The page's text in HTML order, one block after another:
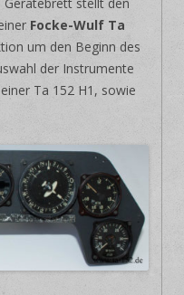
Focke-Wulf Ta
um den Beginn des
der Instrumente
Ta 152 H1, sowie